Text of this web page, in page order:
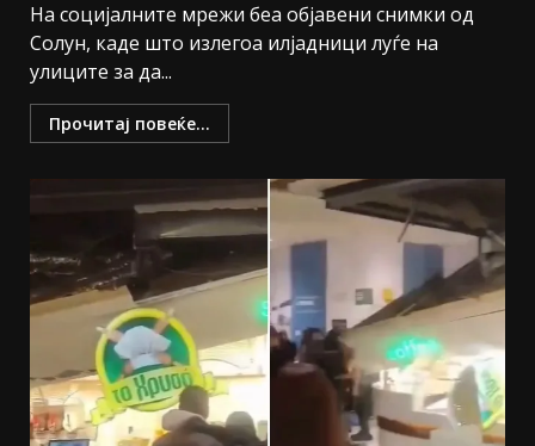
На социјалните мрежи беа објавени снимки од
Солун, каде што излегоа илјадници луѓе на
улиците за да...
Прочитај повеќе...